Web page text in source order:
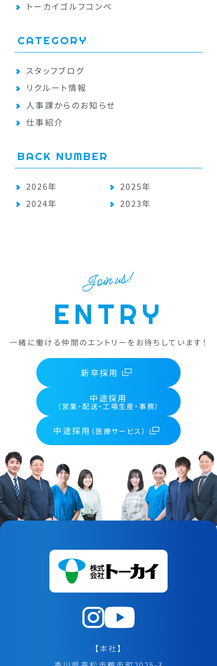
トーカイゴルフコンペ
CATEGORY
スタッフブログ
リクルート情報
人事課からのお知らせ
仕事紹介
BACK NUMBER
2026年
2025年
2024年
2023年
ENTRY
Join us!
一緒に働ける仲間のエントリーをお待ちしています！
新卒採用
中途採用
（営業・配送・工場生産・事務）
中途採用 （医療サービス）
【本社】